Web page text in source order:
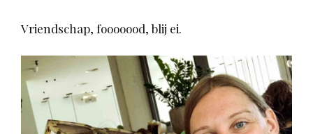
Vriendschap, fooooood, blij ei.